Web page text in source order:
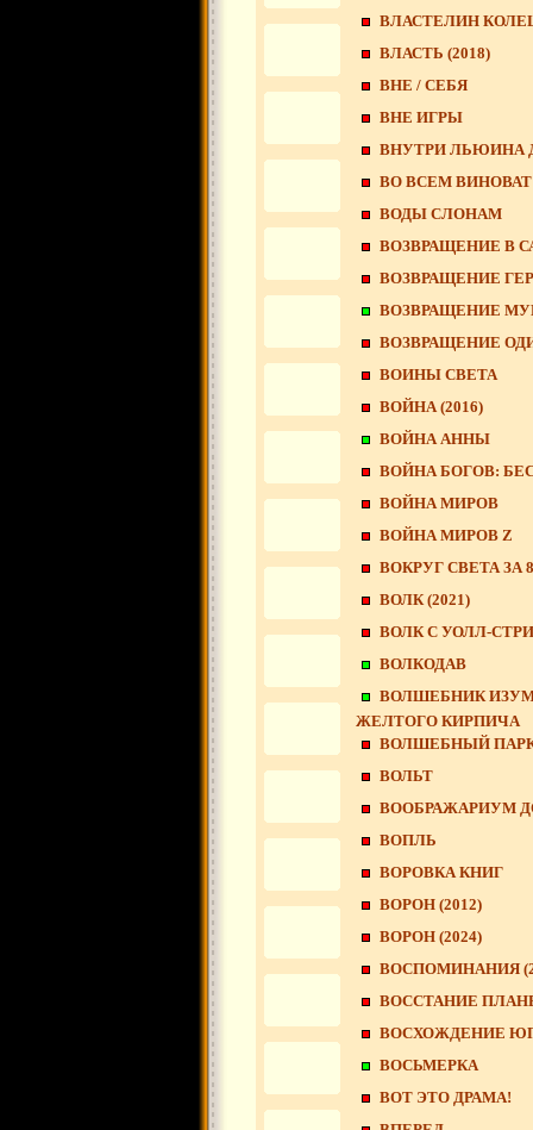
ВЛАСТЕЛИН
ВЛАСТЬ (2018)
ВНЕ / СЕБЯ
ВНЕ ИГРЫ
ВНУТРИ ЛЬЮИНА
ВО ВСЕМ
ВОДЫ СЛОНАМ
ВОЗВРАЩЕНИЕ В
ВОЗВРАЩЕНИЕ
ВОЗВРАЩЕНИЕ
ВОЗВРАЩЕНИЕ
ВОИНЫ СВЕТА
ВОЙНА (2016)
ВОЙНА АННЫ
ВОЙНА БОГОВ:
ВОЙНА МИРОВ
ВОЙНА МИРОВ Z
ВОКРУГ СВЕТА ЗА
ВОЛК (2021)
ВОЛК С УОЛЛ-
ВОЛКОДАВ
ВОЛШЕБНИК
ЖЕЛТОГО КИРПИЧА
ВОЛШЕБНЫЙ
ВОЛЬТ
ВООБРАЖАРИУМ
ВОПЛЬ
ВОРОВКА КНИГ
ВОРОН (2012)
ВОРОН (2024)
ВОСПОМИНАНИЯ
ВОССТАНИЕ
ВОСХОЖДЕНИЕ
ВОСЬМЕРКА
ВОТ ЭТО ДРАМА!